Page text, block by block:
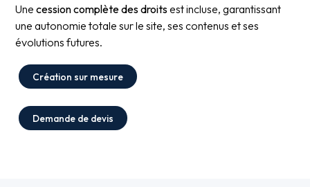
Unecession complète des droitsest incluse, garantissant
une autonomie totale sur le site, ses contenus et ses
évolutions futures.
Création sur mesure
Demande de devis